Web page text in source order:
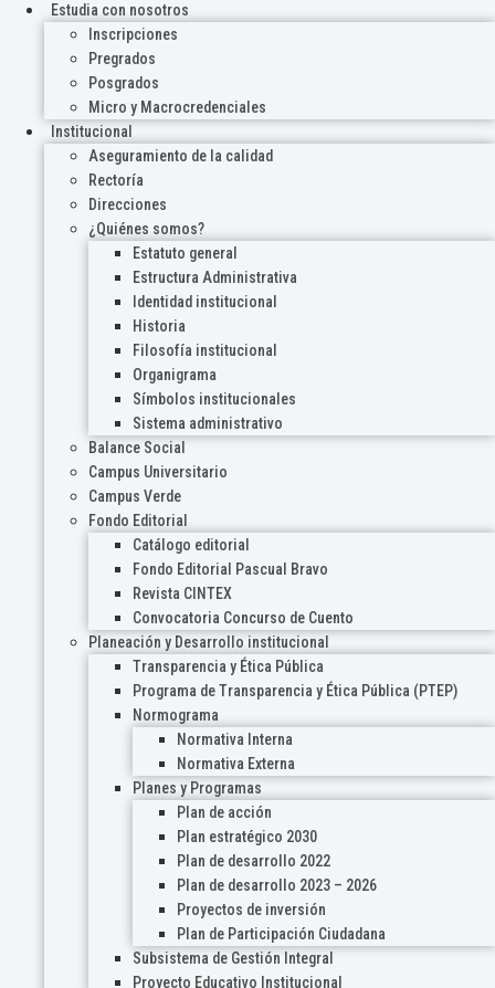
Estudia con nosotros
Inscripciones
Pregrados
Posgrados
Micro y Macrocredenciales
Institucional
Aseguramiento de la calidad
Rectoría
Direcciones
¿Quiénes somos?
Estatuto general
Estructura Administrativa
Identidad institucional
Historia
Filosofía institucional
Organigrama
Símbolos institucionales
Sistema administrativo
Balance Social
Campus Universitario
Campus Verde
Fondo Editorial
Catálogo editorial
Fondo Editorial Pascual Bravo
Revista CINTEX
Convocatoria Concurso de Cuento
Planeación y Desarrollo institucional
Transparencia y Ética Pública
Programa de Transparencia y Ética Pública (PTEP)
Normograma
Normativa Interna
Normativa Externa
Planes y Programas
Plan de acción
Plan estratégico 2030
Plan de desarrollo 2022
Plan de desarrollo 2023 – 2026
Proyectos de inversión
Plan de Participación Ciudadana
Subsistema de Gestión Integral
Proyecto Educativo Institucional